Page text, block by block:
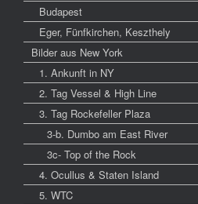
Budapest
Eger, Fünfkirchen, Keszthely
Bilder aus New York
1. Ankunft in NY
2. Tag Vessel & High Line
3. Tag Rockefeller Plaza
3-b. Dumbo am East River
3c- Top of the Rock
4. Ocullus & Staten Island
5. WTC